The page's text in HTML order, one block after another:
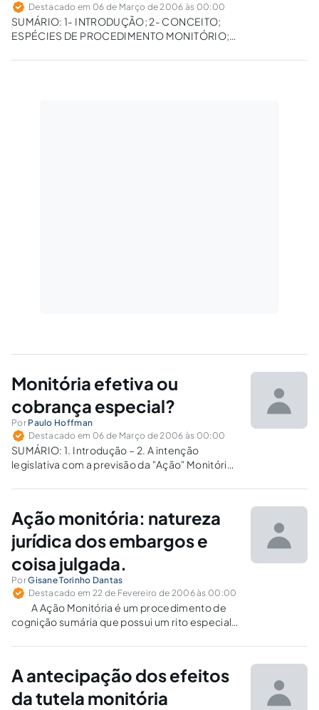
Destacado em 06 de Março de 2006 às 00:00
SUMÁRIO: 1- INTRODUÇÃO; 2- CONCEITO;
ESPÉCIES DE PROCEDIMENTO MONITÓRIO;
PROCEDIMENTO MONITÓRIO; 5- PETIÇÃO
Monitória efetiva ou
cobrança especial?
Por Paulo Hoffman
Destacado em 06 de Março de 2006 às 00:00
SUMÁRIO: 1. Introdução – 2. A intenção
legislativa com a previsão da "Ação" Monitória
Procedimento ou Tutela? – 3. Diferenças
– 3.1. Entroncamento entre cobrança e
monitória – 4.…
Ação monitória: natureza
jurídica dos embargos e
coisa julgada.
PorGisane Torinho Dantas
Destacado em 22 de Fevereiro de 2006 às 00:00
A Ação Monitória é um procedimento de
cognição sumária que possui um rito especial
executivo, de forma antecipada sem as
conhecimento, que necessita do
proferimento de uma…
A antecipação dos efeitos
da tutela monitória